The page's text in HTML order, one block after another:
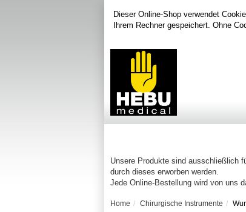
Dieser Online-Shop verwendet
Ihrem Rechner gespeichert. Ohne
Unsere Produkte sind ausschließlich
durch dieses erworben werden.
Jede Online-Bestellung wird von uns
Home Chirurgische Instrumente